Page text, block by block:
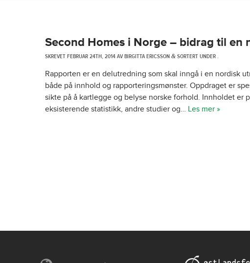
Second Homes i Norge – bidrag til en
SKREVETFEBRUAR 24TH, 2014AVBIRGITTA ERICSSON & SORTERT UNDER .
Rapporten er en delutredning som skal inngå i en nordisk
både på innhold og rapporteringsmønster. Oppdraget er
sikte på å kartlegge og belyse norske forhold. Innholdet er
eksisterende statistikk, andre studier og… Les mer »